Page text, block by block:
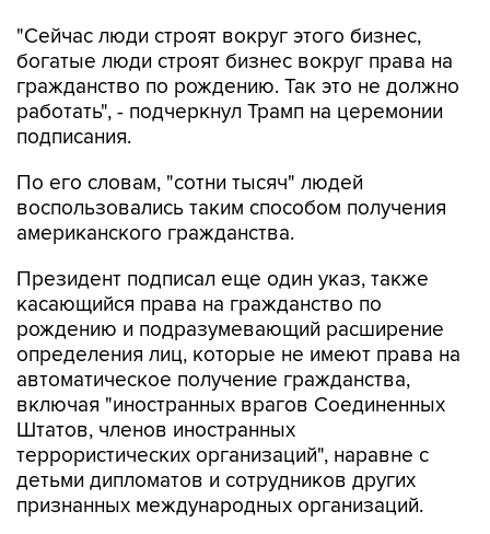
"Сейчас люди строят вокруг этого бизнес,
богатые люди строят бизнес вокруг права на
гражданство по рождению. Так это не должно
работать", - подчеркнул Трамп на церемонии
подписания.
По его словам, "сотни тысяч" людей
воспользовались таким способом получения
американского гражданства.
Президент подписал еще один указ, также
касающийся права на гражданство по
рождению и подразумевающий расширение
определения лиц, которые не имеют права на
автоматическое получение гражданства,
включая "иностранных врагов Соединенных
Штатов, членов иностранных
террористических организаций", наравне с
детьми дипломатов и сотрудников других
признанных международных организаций.